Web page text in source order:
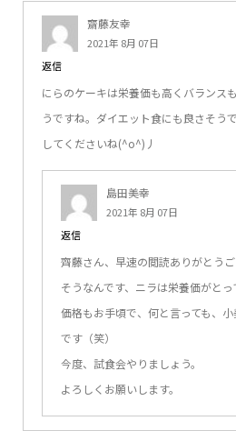
齋藤友幸
2021年 8月 07日
返信
にらのケーキは栄養価も高くバランス
うですね。ダイエット食にも良さそう
してくださいね(^o^)丿
島田美幸
2021年 8月 07日
返信
齊藤さん、早速の閲読ありがとうご
そうなんです、ニラは栄養価がとっ
価格もお手頃で、何と言っても、
です（笑）
今度、試食会やりましょう。
よろしくお願いします。